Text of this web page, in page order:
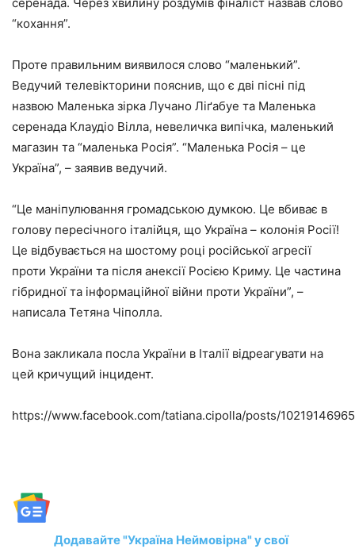
“кохання”.
Проте правильним виявилося слово “маленький”.
Ведучий телевікторини пояснив, що є дві пісні під
назвою Маленька зірка Лучано Ліґабуе та Маленька
серенада Клаудіо Вілла, невеличка випічка, маленький
магазин та “маленька Росія”. “Маленька Росія – це
Україна”, – заявив ведучий.
“Це маніпулювання громадською думкою. Це вбиває в
голову пересічного італійця, що Україна – колонія Росії!
Це відбувається на шостому році російської агресії
проти України та після анексії Росією Криму. Це частина
гібридної та інформаційної війни проти України”, –
написала Тетяна Чіполла.
Вона закликала посла України в Італії відреагувати на
цей кричущий інцидент.
https://www.facebook.com/tatiana.cipolla/posts/
Додавайте "Україна Неймовірна" у свої